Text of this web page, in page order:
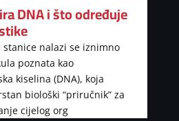
DNA i što određuje
stanice nalazi se iznimno
poznata kao
kiselina (DNA), koja
biološki “priručnik” za
cijelog org